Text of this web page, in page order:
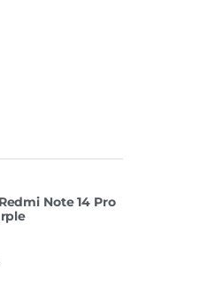
Note 14 Pro